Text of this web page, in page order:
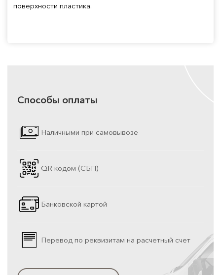
поверхности пластика.
Способы оплаты
Наличными при самовывозе
QR кодом (СБП)
Банковской картой
Перевод по реквизитам на расчетный счет